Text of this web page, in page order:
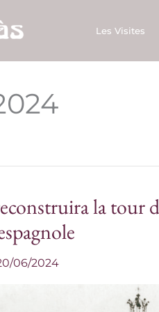
Les Visites
la
06/2024